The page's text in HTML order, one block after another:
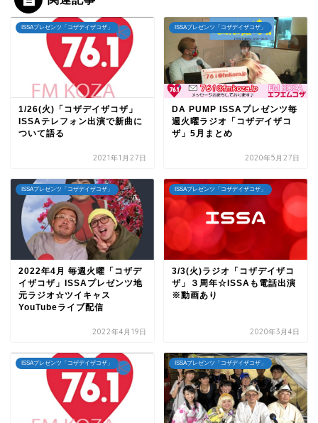
ISSAプレゼンツ「コザデイザコザ」
1/26(火)「コザデイザコザ」
ISSAテレフォン出演で新曲に
ついて語る
2021年1月27日
ISSAプレゼンツ「コザデイザコザ」
DA PUMP ISSAプレゼンツ毎
週火曜ラジオ「コザデイザコ
ザ」5月まとめ
2020年5月27日
ISSAプレゼンツ「コザデイザコザ」
2022年4月 毎週火曜「コザデ
イザコザ」ISSAプレゼンツ地
元ラジオ☆ツイキャス
YouTubeライブ配信
2022年4月19日
ISSAプレゼンツ「コザデイザコザ」
3/3(火)ラジオ「コザデイザコ
ザ」３周年☆ISSAも電話出演
※動画あり
2020年3月4日
ISSAプレゼンツ「コザデイザコザ」 ISSAプレゼンツ「コザデイザコザ」